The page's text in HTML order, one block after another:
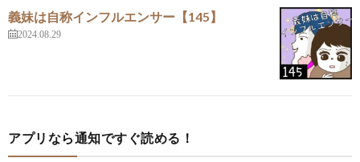
義妹は自称インフルエンサー【145】
2024.08.29
アプリなら通知ですぐ読める！